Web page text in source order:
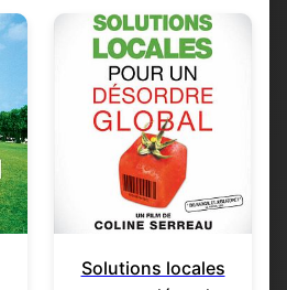
Solutions locales